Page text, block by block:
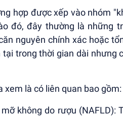
hợp được xếp vào nhóm
đó, đây thường là những
nguyên chính xác hoặc
trong thời gian dài nhưng
xem là có liên quan bao gồm:
không do rượu (NAFLD):